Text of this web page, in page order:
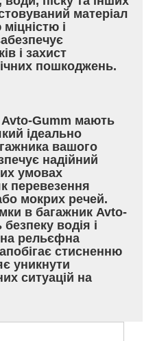
матеріал
і
і захист
пошкоджень.
Gumm мають
ідеально
вашого
надійний
умовах
перевезення
мокрих речей.
в багажник Avto-
водія і
рельєфна
стисненню
уникнути
ситуацій на